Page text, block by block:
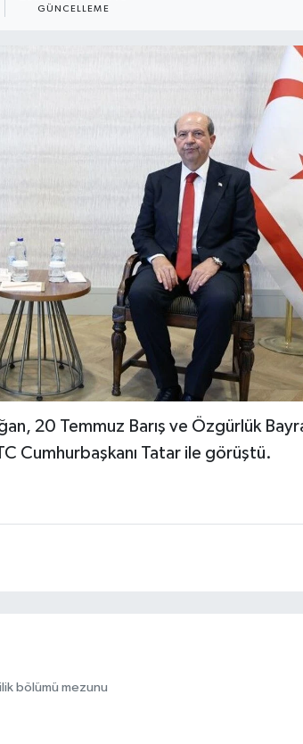
GÜNCELLEME
20 Temmuz Barış ve Özgürlük
Cumhurbaşkanı Tatar ile görüştü.
bölümü mezunu